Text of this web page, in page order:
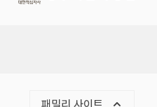
패밀리 사이트